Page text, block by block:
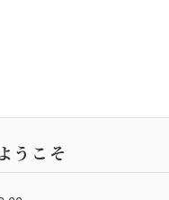
うこそ